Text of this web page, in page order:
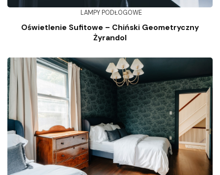
LAMPY PODŁOGOWE
Oświetlenie Sufitowe – Chiński Geometryczny
Żyrandol